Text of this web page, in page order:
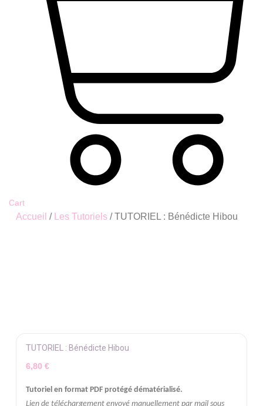
Cart
Accueil / Les Tutoriels / TUTORIEL : Bénédicte Hibou
TUTORIEL : Bénédicte Hibou
6,80 €
Tutoriel en format PDF protégé dématérialisé.
Lien de téléchargement envoyé manuellement par mail sous